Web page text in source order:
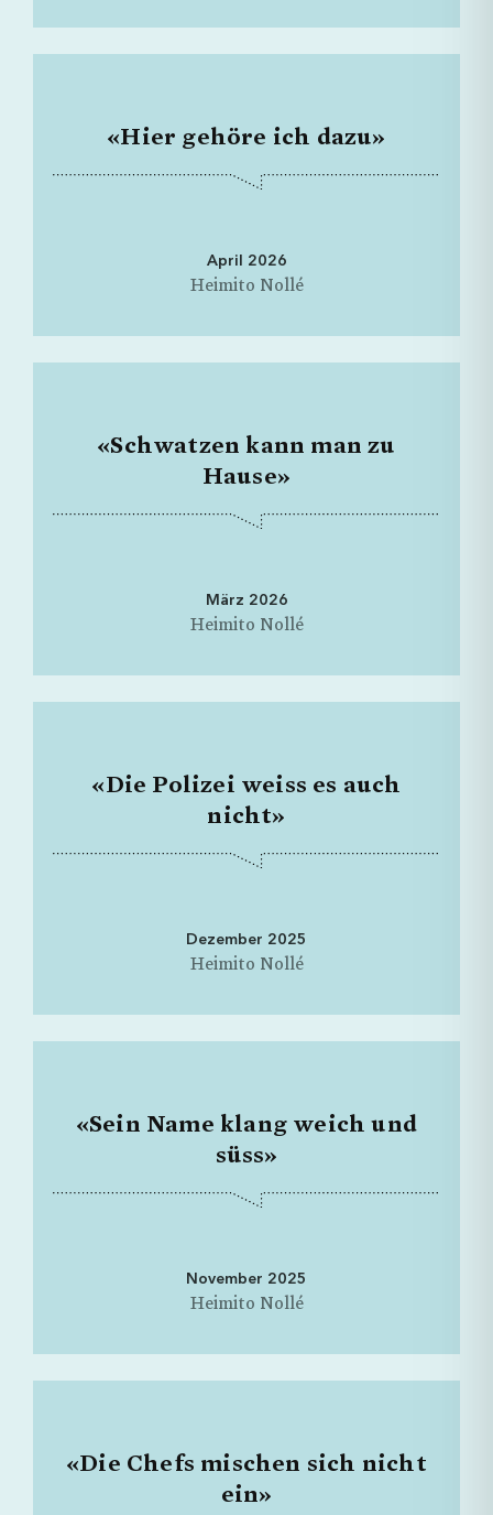
Rubriken
«Hier gehöre ich dazu»
April 2026
Heimito Nollé
«Schwatzen kann man zu
Hause»
März 2026
Heimito Nollé
«Die Polizei weiss es auch
nicht»
Dezember 2025
Heimito Nollé
«Sein Name klang weich und
süss»
November 2025
Heimito Nollé
«Die Chefs mischen sich nicht
ein»